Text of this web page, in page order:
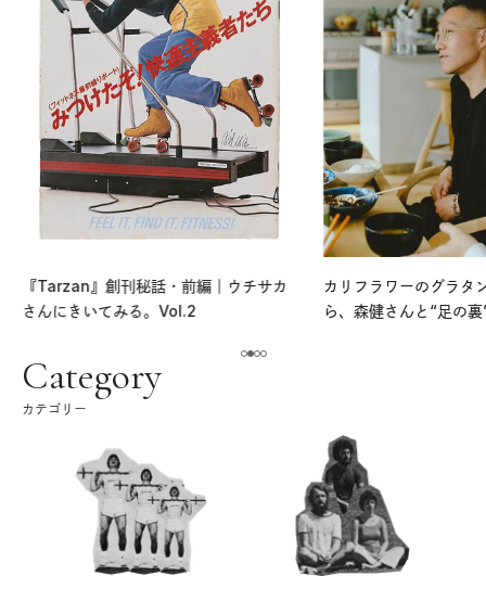
『Tarzan』創刊秘話・前編｜ウチサカ
さんにきいてみる。Vol.2
カリフラワーのグラタ
ら、森健さんと“足の
Category
カテゴリー